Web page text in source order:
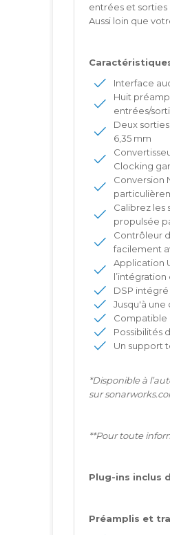
entrées et sorties
Aussi loin que
Interface
Huit
entrées/
Deux
6,35 mm
Clocking
Conversion
Calibrez les
propulsée
Contrôleur
facilement
Application
l’intégration
DSP intégré
Jusqu'à une
Compatible
Possibilités
Un support
*Disponible à
sur
**Pour toute
Plug-ins inclus
Préamplis et